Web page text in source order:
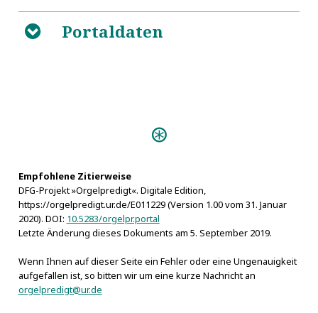
B Portaldaten
Das fröliche Halleluja (Wittenberg
Empfohlene Zitierweise
DFG-Projekt »Orgelpredigt«. Digitale Edition,
https://orgelpredigt.ur.de/E011229 (Version 1.00 vom 31. Januar
2020). DOI: 10.5283/orgelpr.portal
Letzte Änderung dieses Dokuments am 5. September 2019.
Wenn Ihnen auf dieser Seite ein Fehler oder eine Ungenauigkeit
aufgefallen ist, so bitten wir um eine kurze Nachricht an
orgelpredigt@ur.de